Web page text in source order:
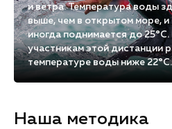
и ветра. Температура воды
выше, чем в открытом море, и
иногда поднимается до
участникам этой дистанции
температуре воды ниже 22°С.
Наша методика